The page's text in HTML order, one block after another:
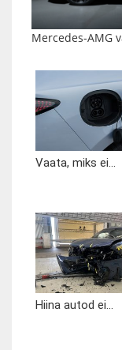
Mercedes-AMG
Vaata, miks ei...
Hiina autod ei...